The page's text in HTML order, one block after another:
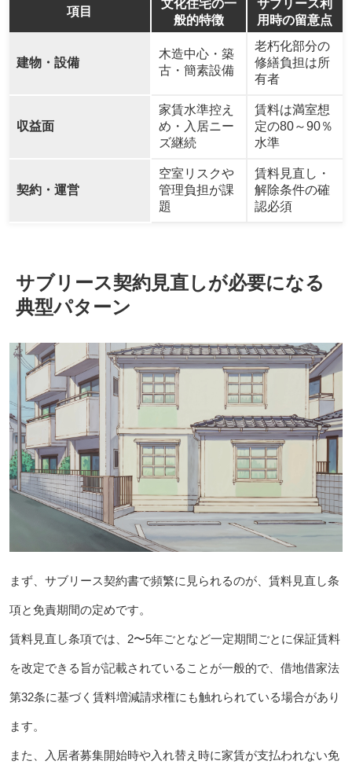
項目
文化住宅の一
般的特徴
サブリース利
用時の留意点
建物・設備
木造中心・築
古・簡素設備
老朽化部分の
修繕負担は所
有者
収益面
家賃水準控え
め・入居ニー
ズ継続
賃料は満室想
定の80～90％
水準
契約・運営
空室リスクや
管理負担が課
題
賃料見直し・
解除条件の確
認必須
サブリース契約見直しが必要になる
典型パターン
まず、サブリース契約書で頻繁に見られるのが、賃料見直し条
項と免責期間の定めです。
賃料見直し条項では、2〜5年ごとなど一定期間ごとに保証賃料
を改定できる旨が記載されていることが一般的で、借地借家法
第32条に基づく賃料増減請求権にも触れられている場合があり
ます。
また、入居者募集開始時や入れ替え時に家賃が支払われない免